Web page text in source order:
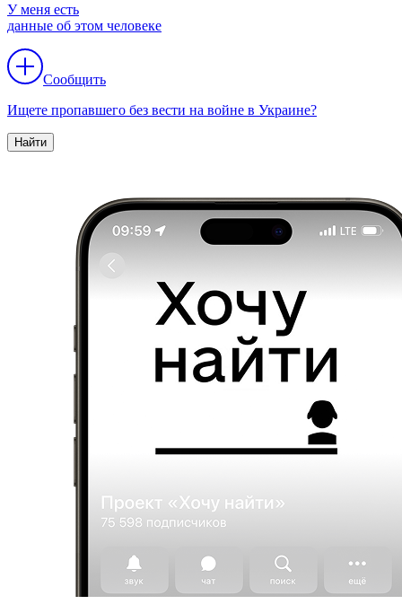
У меня есть
данные об этом человеке
Сообщить
Ищете пропавшего без вести на войне в Украине?
Найти